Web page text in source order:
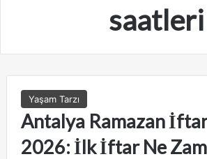
saatleri
Yaşam Tarzı
Antalya Ramazan
2026: İlk İftar Ne